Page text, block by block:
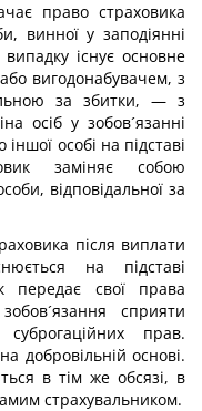
право страховика
винної у заподіянні
існує основне
вигодонабувачем, з
за збитки, — з
осіб у зобов´язанні
особі на підставі
заміняє собою
відповідальної за
після виплати
на підставі
передає свої права
сприяти
прав.
добровільній основі.
в тім же обсязі, в
страхувальником.